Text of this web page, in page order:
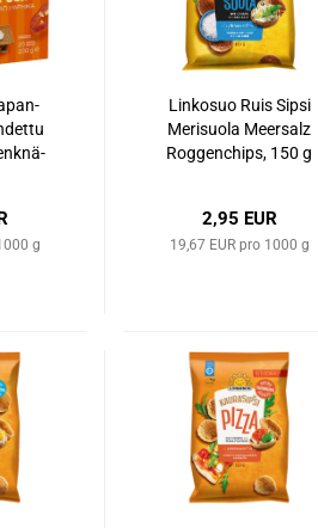
g
Lin­ko­suo Ruis Sipsi
Me­ri­suo­la Meer­salz
Rog­gen­chips, 150 g
2,95 EUR
19,67 EUR pro 1000 g